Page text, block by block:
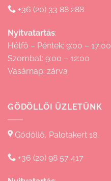
+36 (20) 33 88 288
Nyitvatartás:
Hétfő – Péntek: 9:00 – 17:00
Szombat: 9:00 – 12:00
Vasárnap: zárva
GÖDÖLLŐI ÜZLETÜNK
Gödöllő, Palotakert 18.
+36 (20) 98 57 417